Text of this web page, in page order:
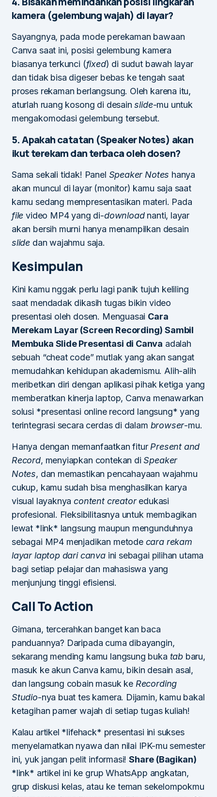
kamera (gelembung wajah) di layar?
Sayangnya, pada mode perekaman bawaan
Canva saat ini, posisi gelembung kamera
biasanya terkunci (fixed) di sudut bawah layar
dan tidak bisa digeser bebas ke tengah saat
proses rekaman berlangsung. Oleh karena itu,
aturlah ruang kosong di desainslide-mu untuk
mengakomodasi gelembung tersebut.
5. Apakah catatan (Speaker Notes) akan
ikut terekam dan terbaca oleh dosen?
Sama sekali tidak! Panel Speaker Notes hanya
akan muncul di layar (monitor) kamu saja saat
kamu sedang mempresentasikan materi. Pada
file video MP4 yang di-downloadnanti, layar
akan bersih murni hanya menampilkan desain
slide dan wajahmu saja.
Kesimpulan
Kini kamu nggak perlu lagi panik tujuh keliling
saat mendadak dikasih tugas bikin video
presentasi oleh dosen. Menguasai Cara
Merekam Layar (Screen Recording) Sambil
Membuka Slide Presentasi di Canva adalah
sebuah “cheat code” mutlak yang akan sangat
memudahkan kehidupan akademismu. Alih-alih
meribetkan diri dengan aplikasi pihak ketiga yang
memberatkan kinerja laptop, Canva menawarkan
solusi *presentasi online record langsung* yang
terintegrasi secara cerdas di dalam browser-mu.
Hanya dengan memanfaatkan fitur Present and
Record, menyiapkan contekan diSpeaker
Notes, dan memastikan pencahayaan wajahmu
cukup, kamu sudah bisa menghasilkan karya
visual layaknyacontent creatoredukasi
profesional. Fleksibilitasnya untuk membagikan
lewat *link* langsung maupun mengunduhnya
sebagai MP4 menjadikan metode cara rekam
layar laptop dari canvaini sebagai pilihan utama
bagi setiap pelajar dan mahasiswa yang
menjunjung tinggi efisiensi.
Call To Action
Gimana, tercerahkan banget kan baca
panduannya? Daripada cuma dibayangin,
sekarang mending kamu langsung buka tab baru,
masuk ke akun Canva kamu, bikin desain asal,
dan langsung cobain masuk ke Recording
Studio-nya buat tes kamera. Dijamin, kamu bakal
ketagihan pamer wajah di setiap tugas kuliah!
Kalau artikel *lifehack* presentasi ini sukses
menyelamatkan nyawa dan nilai IPK-mu semester
ini, yuk jangan pelit informasi!Share (Bagikan)
*link* artikel ini ke grup WhatsApp angkatan,
grup diskusi kelas, atau ke teman sekelompokmu